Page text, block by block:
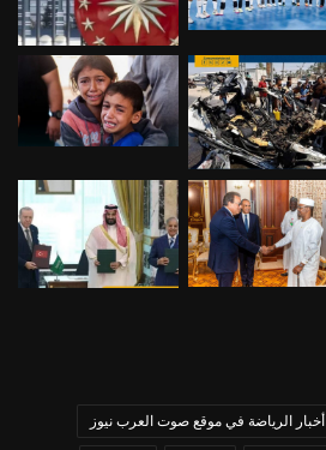
أخبار الرياضة في موقع صوت العرب نيوز